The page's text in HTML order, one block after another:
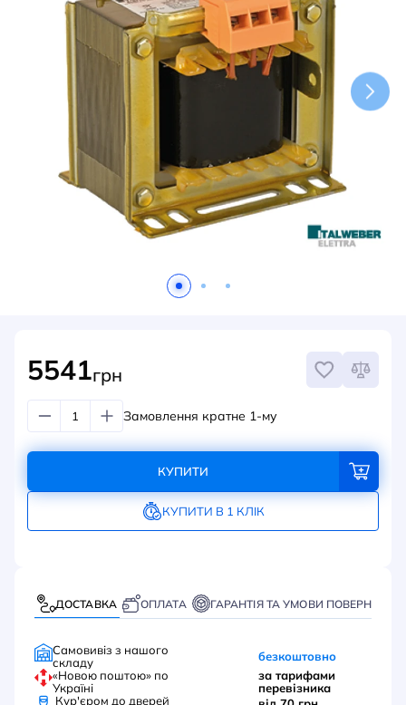
НОВИНИ
СИСТЕМИ ШИНОПРОВОДІВ ТА СТРУМОПРОВОДІВ
5541грн
Замовлення кратне 1-му
КУПИТИ
КУПИТИ В 1 КЛІК
ДОСТАВКА ОПЛАТА ГАРАНТІЯ ТА УМОВИ ПОВЕРНЕННЯ
Самовивіз з нашого
складу
безкоштовно
«Новою поштою» по
Україні
за тарифами
перевізника
Кур'єром до дверей